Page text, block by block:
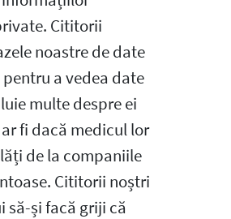
Cititorii
noastre de date
a vedea date
multe despre ei
fi dacă medicul lor
de la companiile
Cititorii noștri
să-și facă griji că